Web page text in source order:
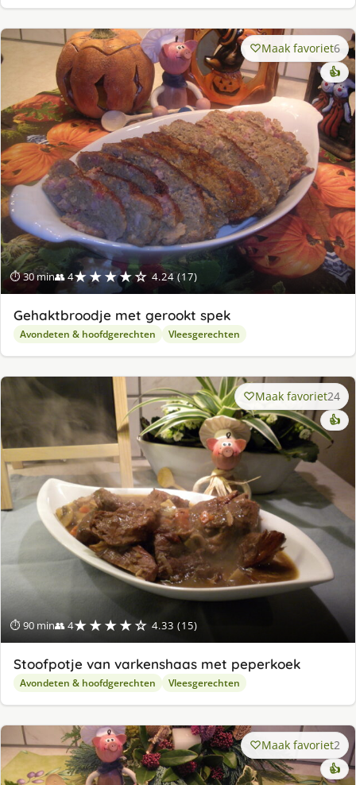
⏱ 30 min👥 4★★★★☆ 4.24 (17)
Maak favoriet6
👍
Gehaktbroodje met gerookt spek
Avondeten & hoofdgerechten Vleesgerechten
⏱ 90 min👥 4★★★★☆ 4.33 (15)
Maak favoriet24
👍
Stoofpotje van varkenshaas met peperkoek
Avondeten & hoofdgerechten Vleesgerechten
Maak favoriet2
👍